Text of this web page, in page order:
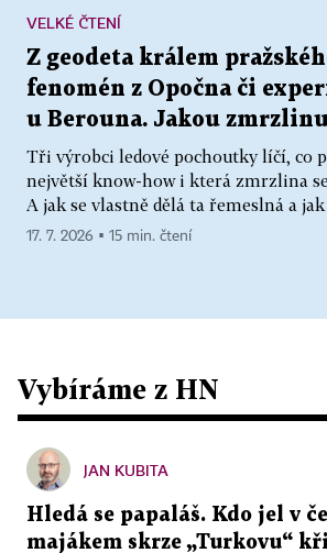
Z geodeta králem
fenomén z Opočna či
u Berouna. Jakou
Tři výrobci ledové pochoutky líčí, co
největší know-how i která zmrzlina
A jak se vlastně dělá ta řemeslná a
VELKÉ ČTENÍ
17. 7. 2026 ▪ 15 min. čtení
Vybíráme z HN
JAN KUBITA
Hledá se papaláš. Kdo jel v
majákem skrze „Turkovu“